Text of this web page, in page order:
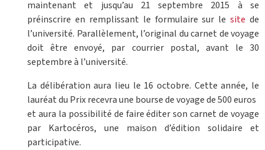
maintenant et jusqu’au 21 septembre 2015 à se
préinscrire en remplissant le formulaire sur lesite de
l’université. Parallèlement, l’original du carnet de voyage
doit être envoyé, par courrier postal, avant le 30
septembre à l’université.
La délibération aura lieu le 16 octobre. Cette année, le
lauréat du Prix recevra une bourse de voyage de 500 euros
et aura la possibilité de faire éditer son carnet de voyage
par Kartocéros, une maison d’édition solidaire et
participative.